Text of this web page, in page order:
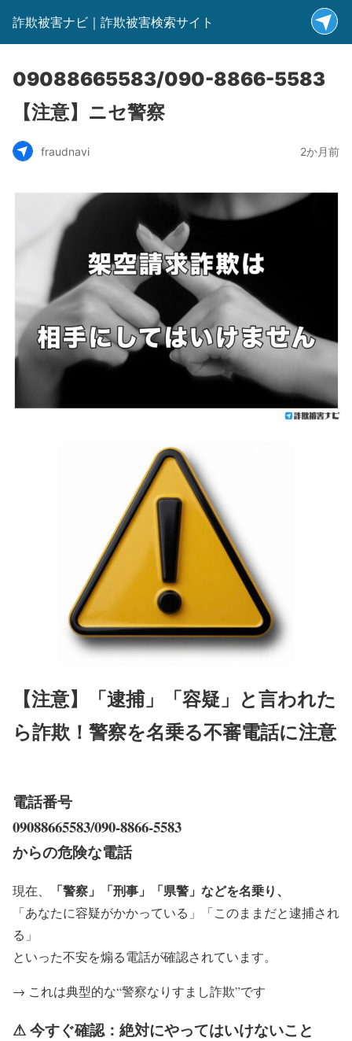
詐欺被害ナビ｜詐欺被害検索サイト
09088665583/090-8866-5583
【注意】ニセ警察
fraudnavi 2か月前
【注意】「逮捕」「容疑」と言われた
ら詐欺！警察を名乗る不審電話に注意
電話番号
09088665583/090-8866-5583
からの危険な電話
現在、 「警察」「刑事」「県警」などを名乗り、
「あなたに容疑がかかっている」「このままだと逮捕され
る」
といった不安を煽る電話が確認されています。
→ これは典型的な“警察なりすまし詐欺”です
⚠ 今すぐ確認：絶対にやってはいけないこと